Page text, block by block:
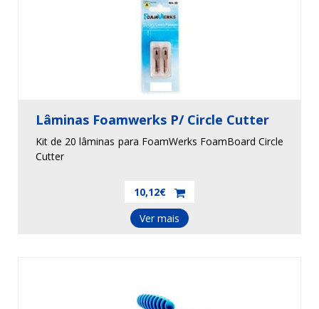
Lâminas Foamwerks P/ Circle Cutter
Kit de 20 lâminas para FoamWerks FoamBoard Circle
Cutter
10,12€
Ver mais